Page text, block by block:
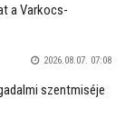
a Varkocs-
2026.08.07. 07:08
szentmiséje